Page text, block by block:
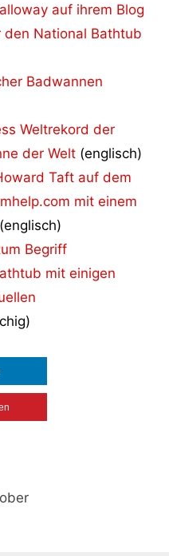
auf ihrem Blog
National Bathtub
Badwannen
Weltrekord der
der Welt (englisch)
Taft auf dem
mit einem
(englisch)
Begriff
mit einigen